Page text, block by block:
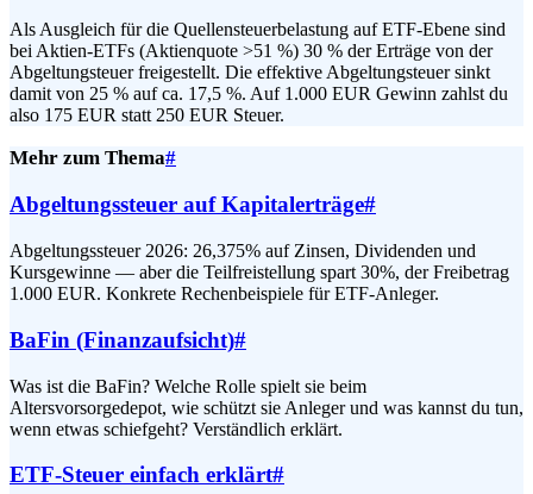
Als Ausgleich für die Quellensteuerbelastung auf ETF-Ebene sind
bei Aktien-ETFs (Aktienquote >51 %) 30 % der Erträge von der
Abgeltungsteuer freigestellt. Die effektive Abgeltungsteuer sinkt
damit von 25 % auf ca. 17,5 %. Auf 1.000 EUR Gewinn zahlst du
also 175 EUR statt 250 EUR Steuer.
Mehr zum Thema#
Abgeltungssteuer auf Kapitalerträge#
Abgeltungssteuer 2026: 26,375% auf Zinsen, Dividenden und
Kursgewinne — aber die Teilfreistellung spart 30%, der Freibetrag
1.000 EUR. Konkrete Rechenbeispiele für ETF-Anleger.
BaFin (Finanzaufsicht)#
Was ist die BaFin? Welche Rolle spielt sie beim
Altersvorsorgedepot, wie schützt sie Anleger und was kannst du tun,
wenn etwas schiefgeht? Verständlich erklärt.
ETF-Steuer einfach erklärt#